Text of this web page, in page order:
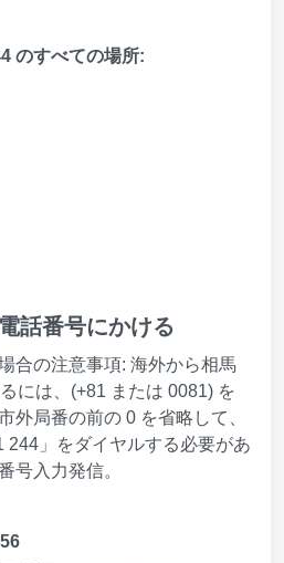
のすべての場所:
話番号にかける
合の注意事項: 海外から相馬
には、(+81 または 0081) を
外局番の前の 0 を省略して、
244」をダイヤルする必要があ
号入力発信。